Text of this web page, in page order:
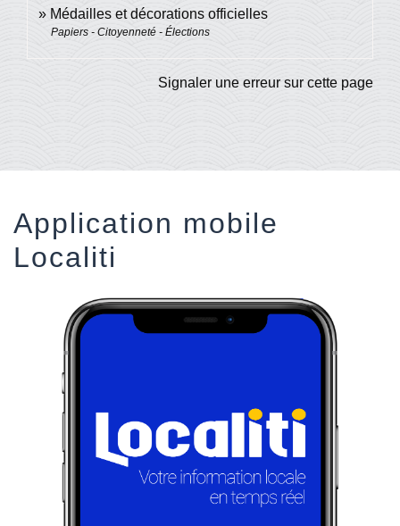
Médailles et décorations officielles
Papiers - Citoyenneté - Élections
Signaler une erreur sur cette page
Application mobile
Localiti